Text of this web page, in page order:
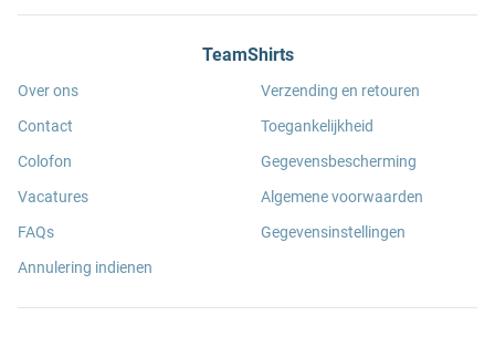
TeamShirts
Over ons
Contact
Colofon
Vacatures
FAQs
Annulering indienen
Verzending en retouren
Toegankelijkheid
Gegevensbescherming
Algemene voorwaarden
Gegevensinstellingen